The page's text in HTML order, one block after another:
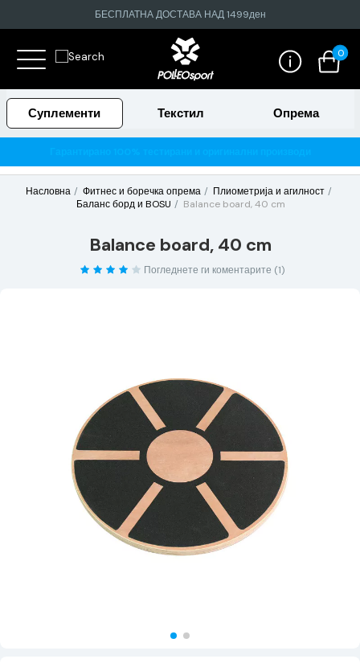
БЕСПЛАТНА ДОСТАВА НАД 1499ден
0
Суплементи Текстил Опрема
Насловна Фитнес и боречка опрема
Плиометрија и агилност
Баланс борд и BOSU
Balance board, 40 cm
Balance board, 40 cm
Погледнете ги коментарите (1)